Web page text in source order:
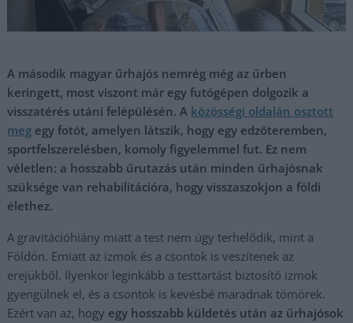
A második magyar űrhajós nemrég még az űrben
keringett, most viszont már egy futógépen dolgozik a
visszatérés utáni felépülésén. A közösségi oldalán osztott
meg egy fotót, amelyen látszik, hogy egy edzőteremben,
sportfelszerelésben, komoly figyelemmel fut. Ez nem
véletlen: a hosszabb űrutazás után minden űrhajósnak
szüksége van rehabilitációra, hogy visszaszokjon a földi
élethez.
A gravitációhiány miatt a test nem úgy terhelődik, mint a
Földön. Emiatt az izmok és a csontok is veszítenek az
erejükből. Ilyenkor leginkább a testtartást biztosító izmok
gyengülnek el, és a csontok is kevésbé maradnak tömörek.
Ezért van az, hogy egy hosszabb küldetés után az űrhajósok